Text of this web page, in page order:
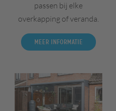
passen bij elke
overkapping of veranda.
Meer informatie